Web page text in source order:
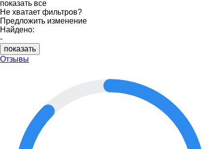
показать все
Не хватает фильтров?
Предложить изменение
Найдено:
-
показать
Отзывы